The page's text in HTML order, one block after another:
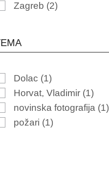
Zagreb (2)
Dolac (1)
Horvat, Vladimir (1)
novinska fotografija (1)
požari (1)